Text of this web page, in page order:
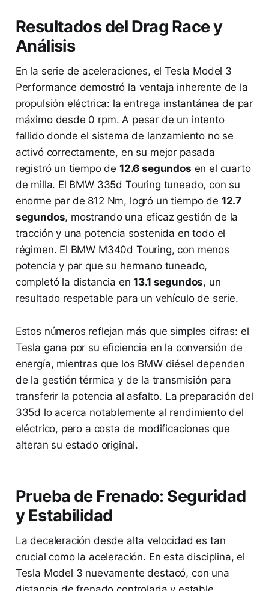
Resultados del Drag Race y
Análisis
En la serie de aceleraciones, el Tesla Model 3
Performance demostró la ventaja inherente de la
propulsión eléctrica: la entrega instantánea de par
máximo desde 0 rpm. A pesar de un intento
fallido donde el sistema de lanzamiento no se
activó correctamente, en su mejor pasada
registró un tiempo de 12.6 segundos en el cuarto
de milla. El BMW 335d Touring tuneado, con su
enorme par de 812 Nm, logró un tiempo de 12.7
segundos, mostrando una eficaz gestión de la
tracción y una potencia sostenida en todo el
régimen. El BMW M340d Touring, con menos
potencia y par que su hermano tuneado,
completó la distancia en13.1 segundos, un
resultado respetable para un vehículo de serie.
Estos números reflejan más que simples cifras: el
Tesla gana por su eficiencia en la conversión de
energía, mientras que los BMW diésel dependen
de la gestión térmica y de la transmisión para
transferir la potencia al asfalto. La preparación del
335d lo acerca notablemente al rendimiento del
eléctrico, pero a costa de modificaciones que
alteran su estado original.
Prueba de Frenado: Seguridad
y Estabilidad
La deceleración desde alta velocidad es tan
crucial como la aceleración. En esta disciplina, el
Tesla Model 3 nuevamente destacó, con una